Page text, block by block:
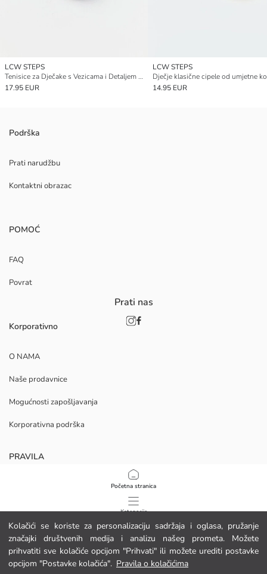
Kolačići se koriste za personalizaciju sadržaja i oglasa, pružanje
značajki društvenih medija i analizu našeg prometa. Možete
prihvatiti sve kolačiće opcijom "Prihvati" ili možete urediti postavke
opcijom "Postavke kolačića". Pravila o kolačićima
Početna stranica
Kategorije
Moja košarica
LCW STEPS
Tenisice za Dječake s Vezicama i Detaljem od Mreže
17.95 EUR
LCW STEPS
Dječje klasične cipele od umjetne
14.95 EUR
Podrška
Prati narudžbu
Kontaktni obrazac
POMOĆ
FAQ
Povrat
Korporativno
O NAMA
Naše prodavnice
Mogućnosti zapošljavanja
Korporativna podrška
PRAVILA
Politika privatnosti i sigurnosti podataka
Uvjeti korištenja
Politika kolačića
Preuzmite našu aplikaciju
Prati nas